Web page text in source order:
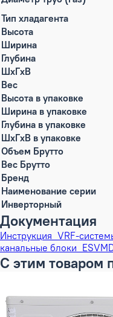
Тип хладагента
Высота
Ширина
Глубина
ШxГxВ
Вес
Высота в упаковке
Ширина в упаковке
Глубина в упаковке
ШxГxВ в упаковке
Объем Брутто
Вес Брутто
Бренд
Наименование серии
Инверторный
Документация
Инструкция_VRF-
канальные
С этим товаром